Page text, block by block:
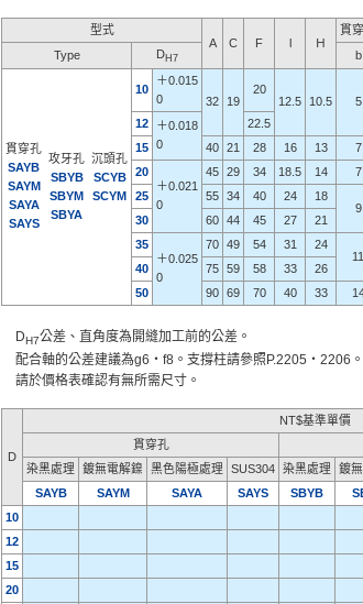
型式
A
C F l Ｈ
貫
Type
DH7 b
貫穿孔
SAYB
SAYM
SAYA
SAYS
攻牙孔
SBYB
SBYM
SBYA
沉頭孔
SCYB
SCYM
10
＋0.015
0
32 19
20
12.5
10.5 5
12
＋0.018
0
22.5
15
40 21 28 16 13 7
20
＋0.021
0
45 29 34 18.5 14 7
25
55 34 40 24
18
9
30
60 44 45 27 21
35
＋0.025
0
70 49 54 31
24
11
40
75 59 58 33 26
50
90 69 70 40 33
DH7公差、直角度為開縫加工前的公差。
配合軸的公差建議為g6・f8。支撐柱請參照P.2205・2206
請於價格表確認有無所需尺寸。
D
NT$基準單價
貫穿孔
染黑處理
鍍無電解鎳 黑色陽極處理 SUS304 染黑處理 鍍
SAYB
SAYM SAYA SAYS SBYB
10
12
15
20